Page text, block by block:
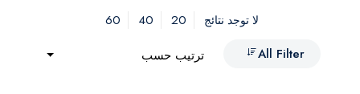
لا توجد نتائج 20
40
60
All Filter
ترتيب حسب